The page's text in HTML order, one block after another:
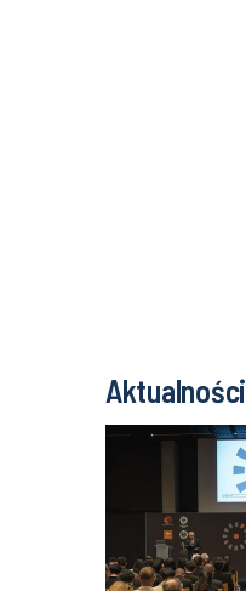
Aktualności